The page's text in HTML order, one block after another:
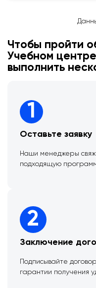
Чтобы пройти
Учебном
выполнить
1
Оставьте заявку
Наши менеджеры
подходящую
2
Заключение
Подписывайте
гарантии получения